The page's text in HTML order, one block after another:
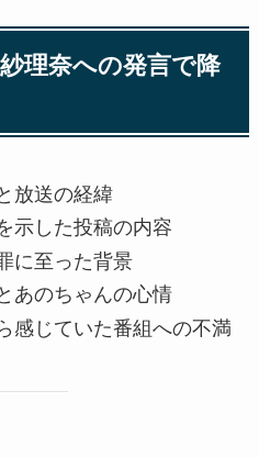
理奈への発言で降
放送の経緯
示した投稿の内容
に至った背景
あのちゃんの心情
感じていた番組への不満